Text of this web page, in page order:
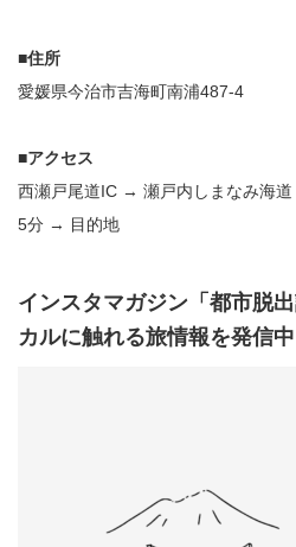
■住所
愛媛県今治市吉海町南浦487-4
■アクセス
西瀬戸尾道IC → 瀬戸内しまなみ海
5分 → 目的地
インスタマガジン「都市脱
カルに触れる旅情報を発信中